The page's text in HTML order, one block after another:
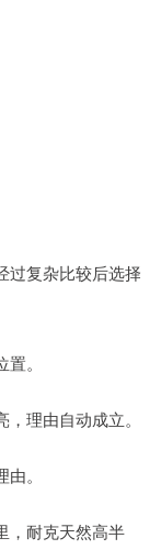
过复杂比较后选择
。
理由自动成立。
。
，耐克天然高半